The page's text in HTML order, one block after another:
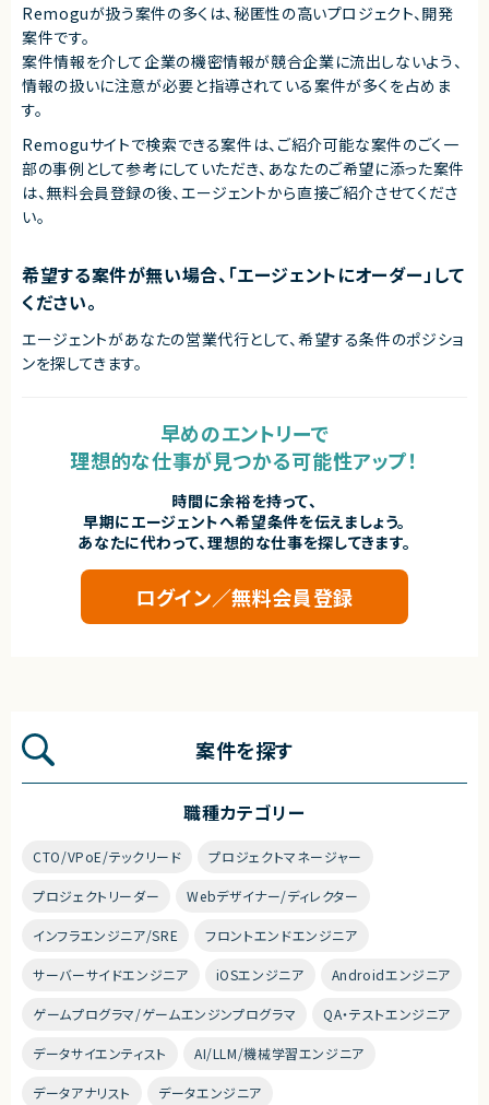
Remoguが扱う案件の多くは、秘匿性の高いプロジェクト、開発
案件です。
案件情報を介して企業の機密情報が競合企業に流出しないよう、
情報の扱いに注意が必要と指導されている案件が多くを占めま
す。
Remoguサイトで検索できる案件は、ご紹介可能な案件のごく一
部の事例として参考にしていただき、 あなたのご希望に添った案件
は、無料会員登録の後、エージェントから直接ご紹介させてくださ
い。
希望する案件が無い場合、「エージェントにオーダー」して
ください。
エージェントがあなたの営業代行として、希望する条件のポジショ
ンを探してきます。
早めのエントリーで
理想的な仕事が見つかる可能性アップ！
時間に余裕を持って、
早期にエージェントへ希望条件を伝えましょう。
あなたに代わって、理想的な仕事を探してきます。
ログイン／無料会員登録
案件を探す
職種カテゴリー
CTO/VPoE/テックリード プロジェクトマネージャー
プロジェクトリーダー Webデザイナー/ディレクター
インフラエンジニア/SRE フロントエンドエンジニア
サーバーサイドエンジニア iOSエンジニア Androidエンジニア
ゲームプログラマ/ゲームエンジンプログラマ QA・テストエンジニア
データサイエンティスト AI/LLM/機械学習エンジニア
データアナリスト データエンジニア